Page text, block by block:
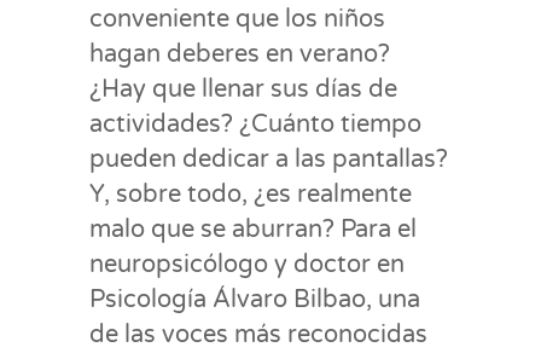
conveniente que los niños
hagan deberes en verano?
¿Hay que llenar sus días de
actividades? ¿Cuánto tiempo
pueden dedicar a las pantallas?
Y, sobre todo, ¿es realmente
malo que se aburran? Para el
neuropsicólogo y doctor en
Psicología Álvaro Bilbao, una
de las voces más reconocidas